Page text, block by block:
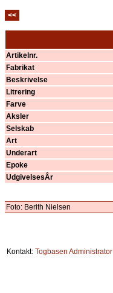
<<
Artikelnr.
Fabrikat
Beskrivelse
Litrering
Farve
Aksler
Selskab
Art
Underart
Epoke
UdgivelsesÂr
Foto: Berith Nielsen
Kontakt: Togbasen Administrator